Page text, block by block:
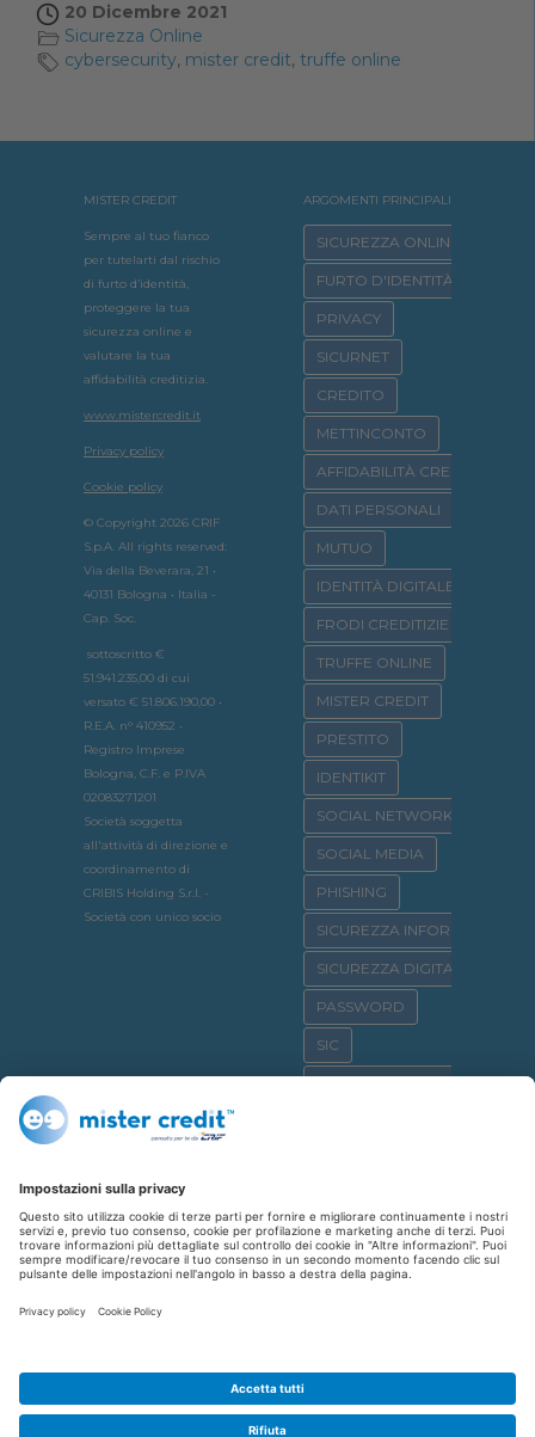
20 Dicembre 2021
Sicurezza Online
cybersecurity, mister credit, truffe online
MISTER CREDIT
Sempre al tuo fianco
per tutelarti dal rischio
di furto d’identità,
proteggere la tua
sicurezza online e
valutare la tua
affidabilità creditizia.
www.mistercredit.it
Privacy policy
Cookie policy
© Copyright 2026 CRIF
S.p.A. All rights reserved:
Via della Beverara, 21 •
40131 Bologna • Italia -
Cap. Soc.
sottoscritto €
51.941.235,00 di cui
versato € 51.806.190,00 •
R.E.A. n° 410952 •
Registro Imprese
Bologna, C.F. e P.IVA
02083271201
Società soggetta
all'attività di direzione e
coordinamento di
CRIBIS Holding S.r.l. -
Società con unico socio
ARGOMENTI PRINCIPALI
SICUREZZA ONLINE
FURTO D'IDENTITÀ
PRIVACY
SICURNET
CREDITO
METTINCONTO
AFFIDABILITÀ CREDITIZIA
DATI PERSONALI
MUTUO
IDENTITÀ DIGITALE
FRODI CREDITIZIE
TRUFFE ONLINE
MISTER CREDIT
PRESTITO
IDENTIKIT
SOCIAL NETWORK
SOCIAL MEDIA
PHISHING
SICUREZZA INFORMATICA
SICUREZZA DIGITALE
PASSWORD
SIC
OSSERVATORIO CRIF
CREDITO AL CONSUMO
SHOPPING